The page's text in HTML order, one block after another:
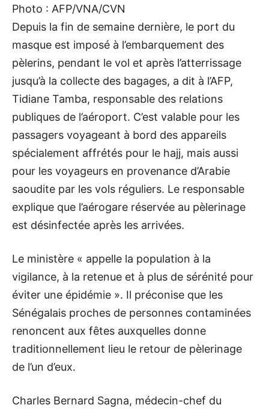
Photo : AFP/VNA/CVN
Depuis la fin de semaine dernière, le port du
masque est imposé à l’embarquement des
pèlerins, pendant le vol et après l’atterrissage
jusqu’à la collecte des bagages, a dit à l’AFP,
Tidiane Tamba, responsable des relations
publiques de l’aéroport. C’est valable pour les
passagers voyageant à bord des appareils
spécialement affrétés pour le hajj, mais aussi
pour les voyageurs en provenance d’Arabie
saoudite par les vols réguliers. Le responsable
explique que l’aérogare réservée au pèlerinage
est désinfectée après les arrivées.
Le ministère « appelle la population à la
vigilance, à la retenue et à plus de sérénité pour
éviter une épidémie ». Il préconise que les
Sénégalais proches de personnes contaminées
renoncent aux fêtes auxquelles donne
traditionnellement lieu le retour de pèlerinage
de l’un d’eux.
Charles Bernard Sagna, médecin-chef du